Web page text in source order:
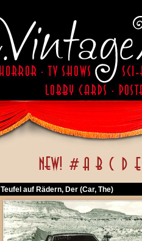
Teufel auf Rädern, Der (Car, The)